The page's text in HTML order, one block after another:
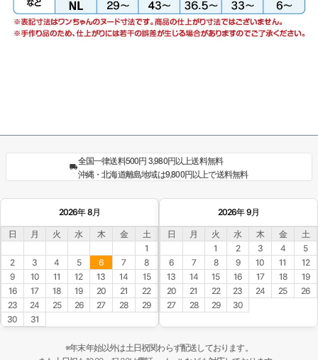
全国一律送料500円 3,980円以上送料無料
沖縄・北海道離島地域は9,800円以上で送料無料
2026年 8月
日 月 火 水 木 金
土
1
2
3 4 5 6 7
8
9
10 11 12 13 14
15
16
17 18 19 20 21
22
23
24 25 26 27 28
29
30
31
2026年 9月
日 月 火 水 木 金
土
1
2 3 4
5
6
7 8 9 10 11
12
13
14 15 16 17 18
19
20
21 22 23 24 25
26
27
28 29 30
※年末年始以外は土日祝関わらず配送しております。